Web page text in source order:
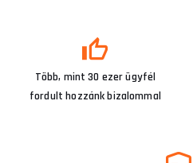
Több, mint 30 ezer ügyfél
fordult hozzánk bizalommal